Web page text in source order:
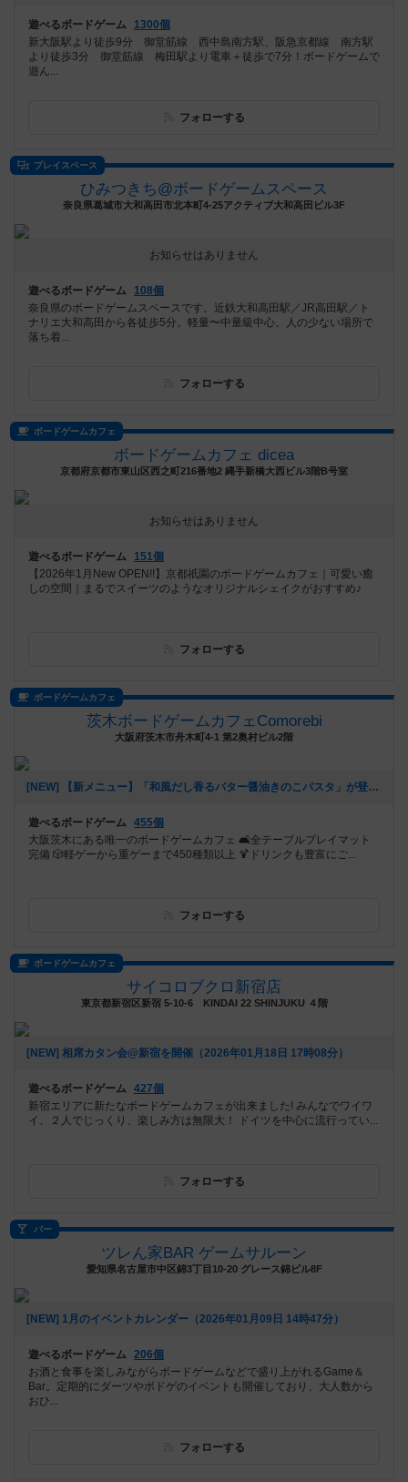
遊べるボードゲーム
1300個
新大阪駅より徒歩9分 御堂筋線 西中島南方駅、阪急京都線 南方駅
より徒歩3分 御堂筋線 梅田駅より電車＋徒歩で7分！ボードゲームで
遊ん...
フォローする
プレイスペース
ひみつきち@ボードゲームスペース
奈良県葛城市大和高田市北本町4-25アクティブ大和高田ビル3F
お知らせはありません
遊べるボードゲーム
108個
奈良県のボードゲームスペースです。近鉄大和高田駅／JR高田駅／ト
ナリエ大和高田から各徒歩5分。軽量〜中量級中心。人の少ない場所で
落ち着...
フォローする
ボードゲームカフェ
ボードゲームカフェ dicea
京都府京都市東山区西之町216番地2 縄手新橋大西ビル3階B号室
お知らせはありません
遊べるボードゲーム
151個
【2026年1月New OPEN!!】京都祇園のボードゲームカフェ｜可愛い癒
しの空間｜まるでスイーツのようなオリジナルシェイクがおすすめ♪
フォローする
ボードゲームカフェ
茨木ボードゲームカフェComorebi
大阪府茨木市舟木町4-1 第2奥村ビル2階
[NEW] 【新メニュー】「和風だし香るバター醤油きのこパスタ」が登場！（2026年01月28日 20時37分）
遊べるボードゲーム 455個
大阪茨木にある唯一のボードゲームカフェ 🛋全テーブルプレイマット
完備 🎲軽ゲーから重ゲーまで450種類以上 🍹ドリンクも豊富にご...
フォローする
ボードゲームカフェ
サイコロブクロ新宿店
東京都新宿区新宿 5-10-6 KINDAI 22 SHINJUKU ４階
[NEW] 相席カタン会@新宿を開催（2026年01月18日 17時08分）
遊べるボードゲーム 427個
新宿エリアに新たなボードゲームカフェが出来ました! みんなでワイワ
イ、２人でじっくり、楽しみ方は無限大！ ドイツを中心に流行ってい...
フォローする
バー
ツレん家BAR ゲームサルーン
愛知県名古屋市中区錦3丁目10-20 グレース錦ビル8F
[NEW] 1月のイベントカレンダー（2026年01月09日 14時47分）
遊べるボードゲーム 206個
お酒と食事を楽しみながらボードゲームなどで盛り上がれるGame＆
Bar。定期的にダーツやボドゲのイベントも開催しており、大人数から
おひ...
フォローする